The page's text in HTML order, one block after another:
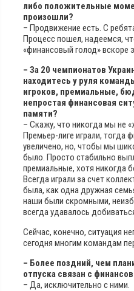
либо положительные
произошли?
– Продвижение есть. С
Процесс пошел, надеемся,
«финансовый голод» вскоре
– За 20 чемпионатов
находитесь у руля
игроков, премиальные,
непростая финансовая
памяти?
– Скажу, что никогда мы не
Премьер-лиге играли, тогда
увеличено, но, чтобы мы
было. Просто стабильно
премиальные, хотя никогда
Всегда играли за счет
была, как одна дружная
наши были скромными,
всегда удавалось
Сейчас, конечно, ситуация
сегодня многим командам
– Более поздний, чем
отпуска связан с
– Да, исключительно с ними.